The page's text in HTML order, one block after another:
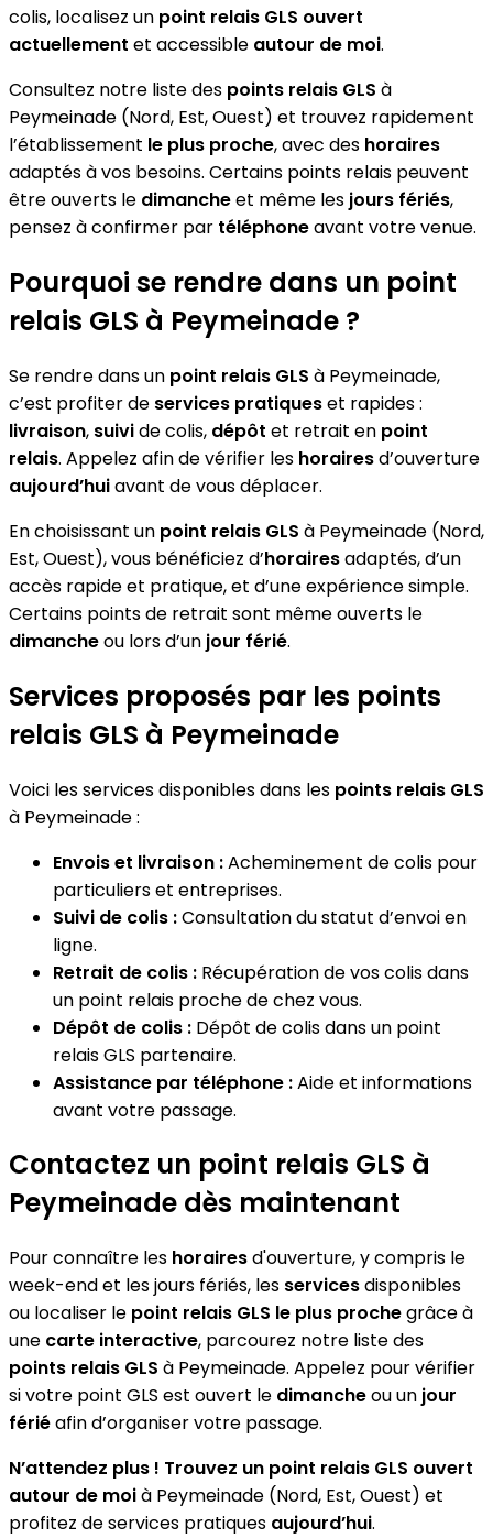
colis, localisez un point relais GLS ouvert
actuellement et accessible autour de moi.
Consultez notre liste des points relais GLS à
Peymeinade (Nord, Est, Ouest) et trouvez rapidement
l’établissement le plus proche, avec des horaires
adaptés à vos besoins. Certains points relais peuvent
être ouverts le dimancheet même les jours fériés,
pensez à confirmer par téléphoneavant votre venue.
Pourquoi se rendre dans un point
relais GLS à Peymeinade ?
Se rendre dans un point relais GLS à Peymeinade,
c’est profiter de services pratiqueset rapides :
livraison, suivide colis, dépôt et retrait en point
relais. Appelez afin de vérifier les horairesd’ouverture
aujourd’huiavant de vous déplacer.
En choisissant un point relais GLS à Peymeinade (Nord,
Est, Ouest), vous bénéficiez d’horairesadaptés, d’un
accès rapide et pratique, et d’une expérience simple.
Certains points de retrait sont même ouverts le
dimancheou lors d’un jour férié.
Services proposés par les points
relais GLS à Peymeinade
Voici les services disponibles dans les points relais GLS
à Peymeinade :
Envois et livraison :Acheminement de colis pour
particuliers et entreprises.
Suivi de colis :Consultation du statut d’envoi en
ligne.
Retrait de colis : Récupération de vos colis dans
un point relais proche de chez vous.
Dépôt de colis : Dépôt de colis dans un point
relais GLS partenaire.
Assistance par téléphone :Aide et informations
avant votre passage.
Contactez un point relais GLS à
Peymeinade dès maintenant
Pour connaître les horairesd'ouverture, y compris le
week-end et les jours fériés, les servicesdisponibles
ou localiser le point relais GLS le plus prochegrâce à
une carte interactive, parcourez notre liste des
points relais GLS à Peymeinade. Appelez pour vérifier
si votre point GLS est ouvert le dimancheou un jour
fériéafin d’organiser votre passage.
N’attendez plus ! Trouvez un point relais GLS ouvert
autour de moià Peymeinade (Nord, Est, Ouest) et
profitez de services pratiques aujourd’hui.